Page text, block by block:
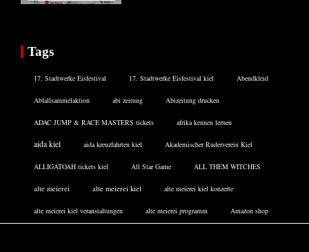
Tags
17. Stadtwerke Eisfestival 17. Stadtwerke Eisfestival kiel Abendkleid
Abfallsammelaktion abi zeitung Abizeitung drucken
ADAC JUMP & RACE MASTERS tickets afrika kennen lernen
aida kiel aida kreuzfahrten kiel Akademischer Ruderverein Kiel
ALLIGATOAH tickets kiel All Star Game ALL THEM WITCHES
alte meierei alte meierei kiel alte meierei kiel konzerte
alte meierei kiel veranstaltungen alte meierei programm Amazon shop